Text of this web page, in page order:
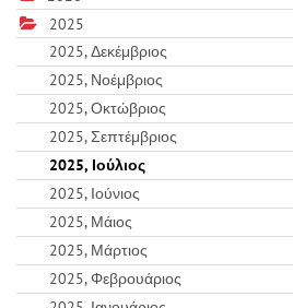
2025
2025, Δεκέμβριος
2025, Νοέμβριος
2025, Οκτώβριος
2025, Σεπτέμβριος
2025, Ιούλιος
2025, Ιούνιος
2025, Μάιος
2025, Μάρτιος
2025, Φεβρουάριος